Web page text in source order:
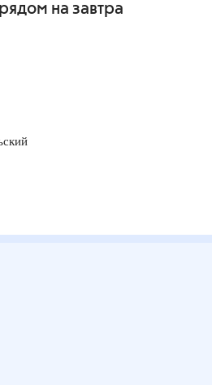
на завтра